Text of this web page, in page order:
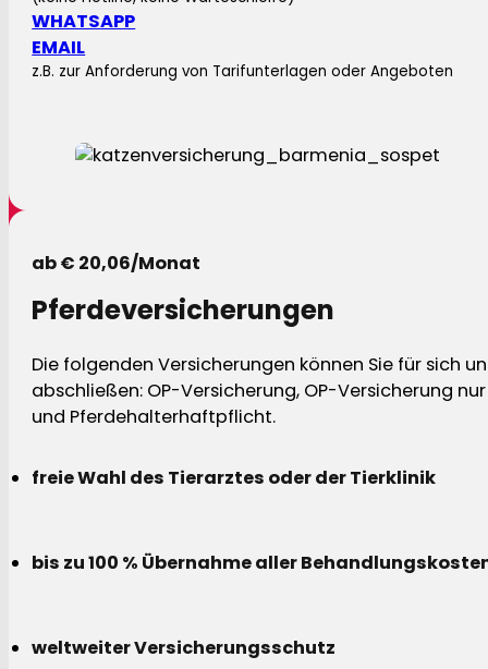
WHATSAPP
EMAIL
z.B. zur Anforderung von Tarifunterlagen oder Angeboten
ab € 20,06/Monat
Pferdeversicherungen
Die folgenden Versicherungen können Sie für sich
abschließen: OP-Versicherung, OP-Versicherung
und Pferdehalterhaftpflicht.
freie Wahl des Tierarztes oder der Tierklinik
bis zu 100 % Übernahme aller
weltweiter Versicherungsschutz